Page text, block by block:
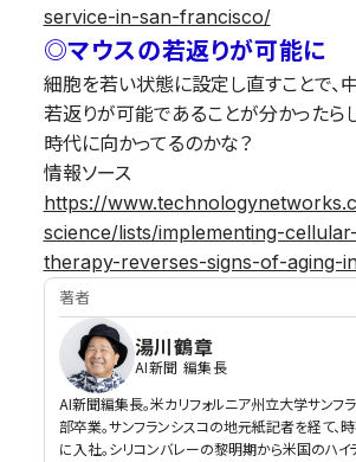
service-in-san-francisco/
◎マウスの若返りが可能に
細胞を若い状態に設定し直すことで、
若返りが可能であることが分かったら
時代に向かってるのかな？
情報ソース
https://
science/lists/implementing-
therapy-reverses-signs-of-aging-
著者
湯川鶴章
AI新聞 編集長
AI新聞編集長。米カリフォルニア州立大学サンフ
部卒業。サンフランシスコの地元紙記者を経て、
に入社。シリコンバレーの黎明期から米国のハ